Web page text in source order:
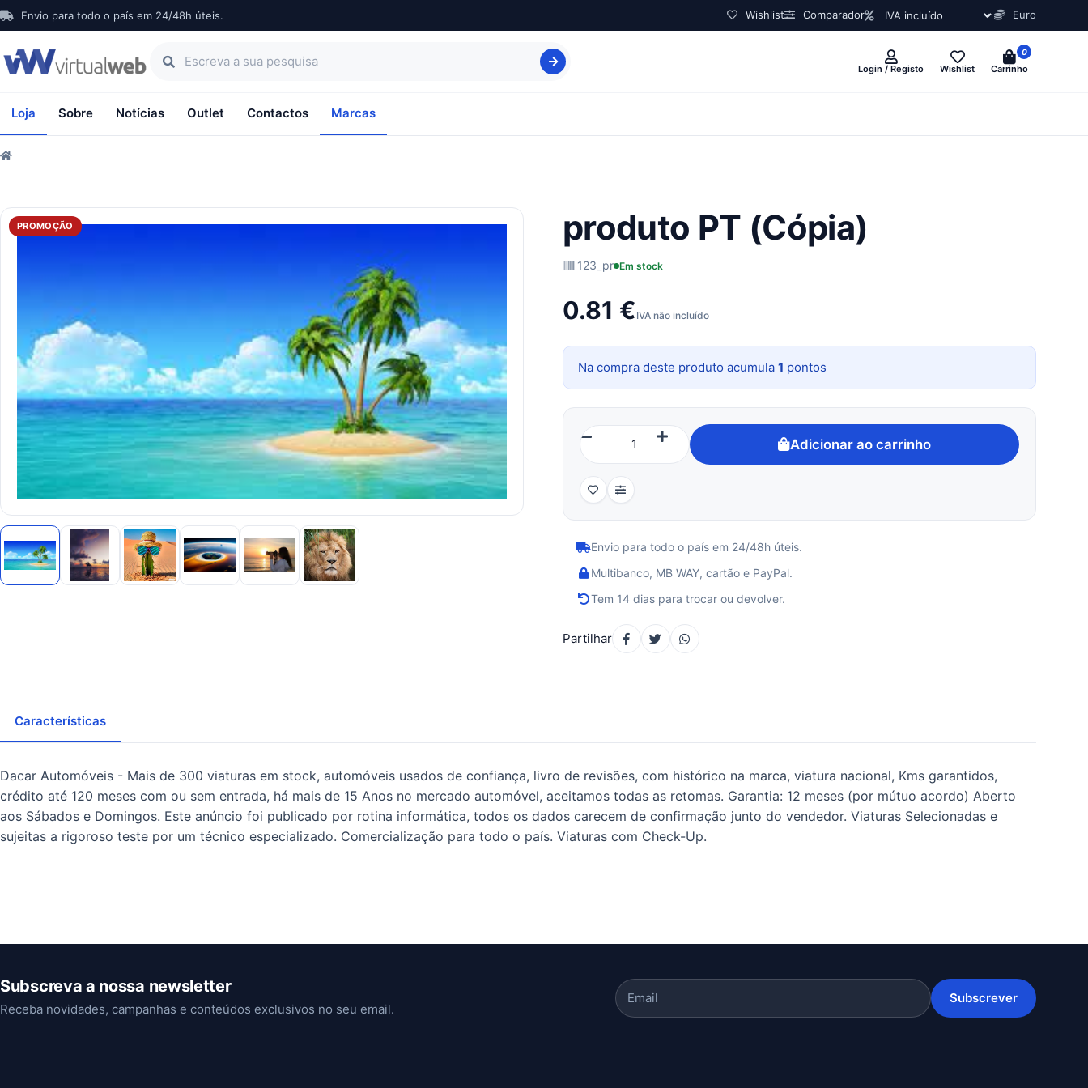
Envio para todo o país em 24/48h úteis. Wishlist Comparador Euro
Login / Registo Wishlist Carrinho
0
Loja Sobre Notícias Outlet Contactos Marcas
PROMOÇÃO produto PT (Cópia)
123_pr Em stock
0.81 € IVA não incluído
Na compra deste produto acumula 1 pontos
Adicionar ao carrinho
Envio para todo o país em 24/48h úteis.
Multibanco, MB WAY, cartão e PayPal.
Tem 14 dias para trocar ou devolver.
Partilhar
Características
Dacar Automóveis - Mais de 300 viaturas em stock, automóveis usados de confiança, livro de revisões, com histórico na marca, viatura nacional, Kms garantidos,
crédito até 120 meses com ou sem entrada, há mais de 15 Anos no mercado automóvel, aceitamos todas as retomas. Garantia: 12 meses (por mútuo acordo) Aberto
aos Sábados e Domingos. Este anúncio foi publicado por rotina informática, todos os dados carecem de confirmação junto do vendedor. Viaturas Selecionadas e
sujeitas a rigoroso teste por um técnico especializado. Comercialização para todo o país. Viaturas com Check-Up.
Subscreva a nossa newsletter
Receba novidades, campanhas e conteúdos exclusivos no seu email.
Subscrever